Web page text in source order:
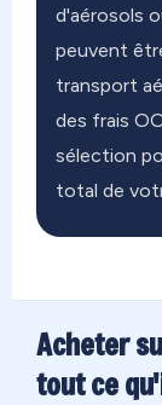
d'aérosols
peuvent
transport
des frais
sélection
total de
Acheter
tout ce